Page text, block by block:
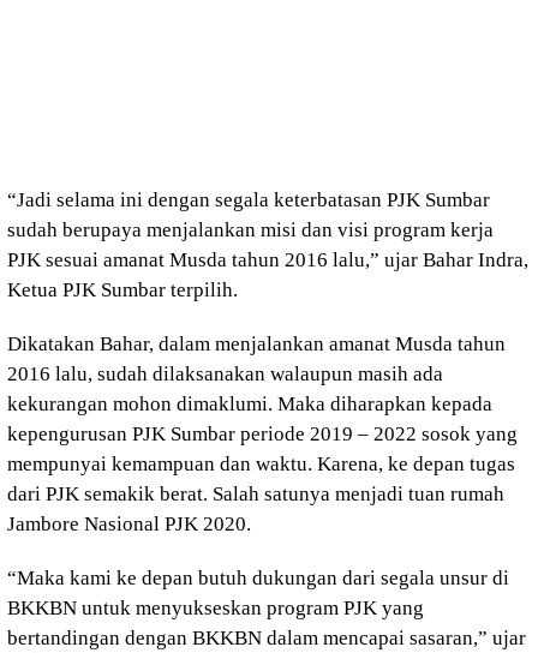
“Jadi selama ini dengan segala keterbatasan PJK Sumbar
sudah berupaya menjalankan misi dan visi program kerja
PJK sesuai amanat Musda tahun 2016 lalu,” ujar Bahar Indra,
Ketua PJK Sumbar terpilih.
Dikatakan Bahar, dalam menjalankan amanat Musda tahun
2016 lalu, sudah dilaksanakan walaupun masih ada
kekurangan mohon dimaklumi. Maka diharapkan kepada
kepengurusan PJK Sumbar periode 2019 – 2022 sosok yang
mempunyai kemampuan dan waktu. Karena, ke depan tugas
dari PJK semakik berat. Salah satunya menjadi tuan rumah
Jambore Nasional PJK 2020.
“Maka kami ke depan butuh dukungan dari segala unsur di
BKKBN untuk menyukseskan program PJK yang
bertandingan dengan BKKBN dalam mencapai sasaran,” ujar